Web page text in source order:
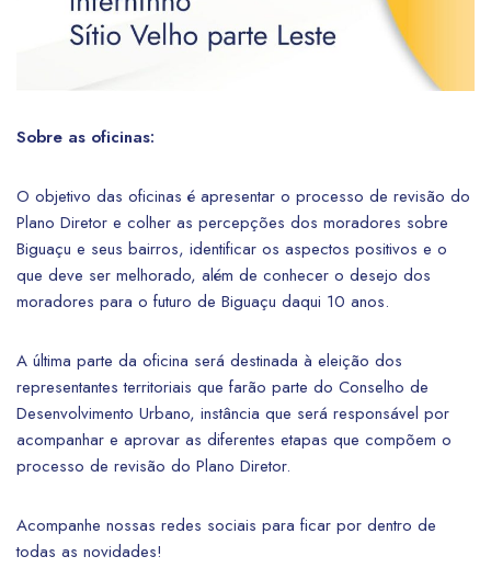
Sobre as oficinas:
O objetivo das oficinas é apresentar o processo de revisão do
Plano Diretor e colher as percepções dos moradores sobre
Biguaçu e seus bairros, identificar os aspectos positivos e o
que deve ser melhorado, além de conhecer o desejo dos
moradores para o futuro de Biguaçu daqui 10 anos.
A última parte da oficina será destinada à eleição dos
representantes territoriais que farão parte do Conselho de
Desenvolvimento Urbano, instância que será responsável por
acompanhar e aprovar as diferentes etapas que compõem o
processo de revisão do Plano Diretor.
Acompanhe nossas redes sociais para ficar por dentro de
todas as novidades!